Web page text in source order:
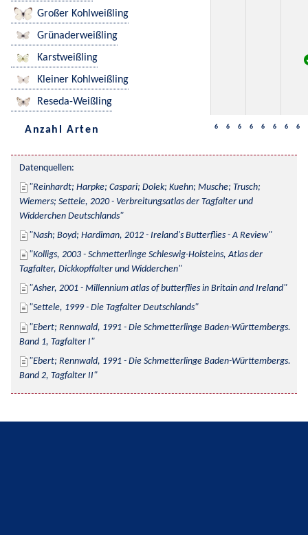
Großer Kohlweißling
Grünaderweißling
Karstweißling
Kleiner Kohlweißling
Reseda-Weißling
Anzahl Arten 6 6 6 6 6 6 6 6
Datenquellen:
Reinhardt; Harpke; Caspari; Dolek; Kuehn; Musche; Trusch;
Wiemers; Settele, 2020 - Verbreitungsatlas der Tagfalter und
Widderchen Deutschlands
Nash; Boyd; Hardiman, 2012 - Ireland's Butterflies - A Review
Kolligs, 2003 - Schmetterlinge Schleswig-Holsteins, Atlas der
Tagfalter, Dickkopffalter und Widderchen
Asher, 2001 - Millennium atlas of butterflies in Britain and Ireland
Settele, 1999 - Die Tagfalter Deutschlands
Ebert; Rennwald, 1991 - Die Schmetterlinge Baden-Württembergs.
Band 1, Tagfalter I
Ebert; Rennwald, 1991 - Die Schmetterlinge Baden-Württembergs.
Band 2, Tagfalter II